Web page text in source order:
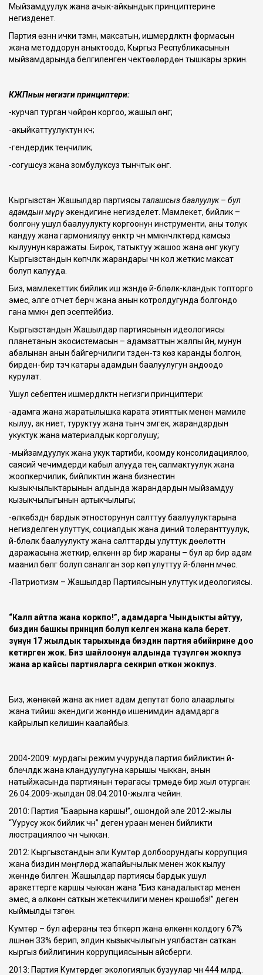
Мыйзамдуулук жана ачык-айкындык принциптерине
негизденет.
Партия өзүнүн ички түзүмүн, максатын, ишмердүүлүктүн формасын
жана методдорун аныктоодо, Кыргыз Республикасынын
мыйзамдарында белгиленген чектөөлөрдөн тышкары эркин.
КЖПнын негизги принциптери:
-курчап турган чөйрөнү коргоо, жашыл өнүгүү;
-акыйкаттуулуктун күчү;
-гендердик теңчилик;
-согушсуз жана зомбулуксуз тынчтык өнүгүү.
Кыргызстан Жашылдар партиясы талашсыз баалуулук – бул
адамдын өмүрүэкендигине негизделет. Мамлекет, бийлик –
болгону ушул баалуулукту коргоонун инструменти, аны толук
кандуу жана гармониялуу өнүктүрүү үчүн мүмкүнчүлүктөрдү камсыз
кылуунун каражаты. Бирок, татыктуу жашоо жана өнүгүү укугу
Кыргызстандын көпчүлүк жарандары үчүн кол жеткис максат
болуп калууда.
Биз, мамлекеттик бийлик иш жүзүндө үй-бүлөлүк-кландык топторго
эмес, элге отчет берүүчү жана анын котролдугунда болгондо
гана мүмкүн деп эсептейбиз.
Кыргызстандын Жашылдар партиясынын идеологиясы
планетанын экосистемасын – адамзаттын жалпы үйүн, мунун
абалынан анын байгерчилиги түздөн-түз көз каранды болгон,
бирден-бир түзүүчү катары адамдын баалуулугун аңдоодо
курулат.
Ушул себептен ишмердүүлүктүн негизги принциптери:
-адамга жана жаратылышка карата этияттык менен мамиле
кылуу, ак ниет, туруктуу жана тынч эмгек, жарандардын
укуктук жана материалдык корголушу;
-мыйзамдуулук жана укук тартиби, коомду консолидациялоо,
саясий чечимдерди кабыл алууда тең салмактуулук жана
жоопкерчилик, бийликтин жана бизнестин
кызыкчылыктарынын алдында жарандардын мыйзамдуу
кызыкчылыгынын артыкчылыгы;
-өлкөбүздүн бардык этносторунун салттуу баалуулуктарына
негизделген улуттук, социалдык жана диний толеранттуулук,
үй-бүлөлүк баалуулукту жана салттарды улуттук дөөлөттүн
даражасына жеткирүү, өлкөнүн ар бир жараны – бул ар бир адам
маанилүү бөлүгү болуп саналган зор көп улуттуу үй-бүлөнүн мүчөсү.
-Патриотизм – Жашылдар Партиясынын улуттук идеологиясы.
“Калп айтпа жана коркпо!”, адамдарга Чындыкты айтуу,
биздин башкы принцип болуп келген жана кала берет.
Өзүнүн 17 жылдык тарыхында биздин партия абийирине доо
кетирген жок. Биз шайлоонун алдында түзүлгөн жокпуз
жана ар кайсы партияларга секирип өткөн жокпуз.
Биз, жөнөкөй жана ак ниет адам депутат боло алаарлыгы
жана тийиш экендиги жөнүндө ишенимдин адамдарга
кайрылып келишин каалайбыз.
2004-2009: мурдагы режим учурунда партия бийликтин үй-
бүлөчүлдүк жана кландуулугуна карышы чыккан, анын
натыйжасында партиянын төрагасы түрмөдө бир жыл отурган:
26.04.2009-жылдан 08.04.2010-жылга чейин.
2010: Партия “Баарына каршы!”, ошондой эле 2012-жылы
“Уурусу жок бийлик үчүн” деген ураан менен бийликти
люстрациялоо үчүн чыккан.
2012: Кыргызстандын эли Кумтөр долбоорундагы коррупция
жана биздин мөңгүлөрдү жапайычылык менен жок кылуу
жөнүндө билген. Жашылдар партиясы бардык ушул
аракеттерге каршы чыккан жана “Биз канадалыктар менен
эмес, а өлкөнүн саткын жетекчилиги менен күрөшөбүз!” деген
кыймылды түзгөн.
Кумтөр – бул афераны тез бүткөрүп жана өлкөнүн колдогу 67%
үлүшүнөн 33% берип, элдин кызыкчылыгын уялбастан саткан
кыргыз бийлигинин коррупциясынын айсберги.
2013: Партия Кумтөрдөгү экологиялык бузуулар үчүн 444 млрд.